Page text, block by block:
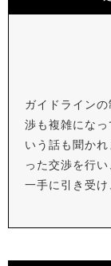
ガイドライン
渉も複雑にな
いう話も聞か
った交渉を行
一手に引き受け